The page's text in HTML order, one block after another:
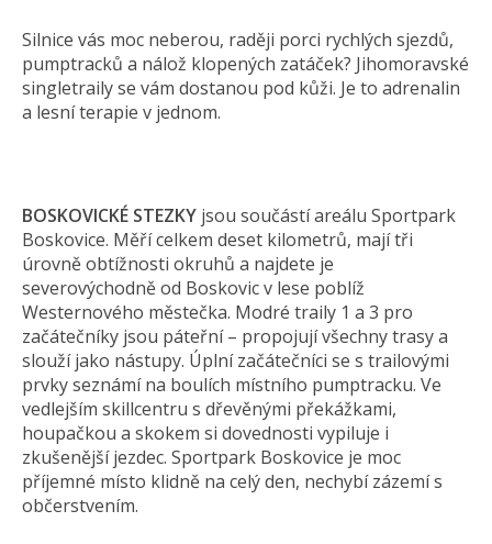
Silnice vás moc neberou, raději porci rychlých sjezdů,
pumptracků a nálož klopených zatáček? Jihomoravské
singletraily se vám dostanou pod kůži. Je to adrenalin
a lesní terapie v jednom.
BOSKOVICKÉ STEZKY jsou součástí areálu Sportpark
Boskovice. Měří celkem deset kilometrů, mají tři
úrovně obtížnosti okruhů a najdete je
severovýchodně od Boskovic v lese poblíž
Westernového městečka. Modré traily 1 a 3 pro
začátečníky jsou páteřní – propojují všechny trasy a
slouží jako nástupy. Úplní začátečníci se s trailovými
prvky seznámí na boulích místního pumptracku. Ve
vedlejším skillcentru s dřevěnými překážkami,
houpačkou a skokem si dovednosti vypiluje i
zkušenější jezdec. Sportpark Boskovice je moc
příjemné místo klidně na celý den, nechybí zázemí s
občerstvením.